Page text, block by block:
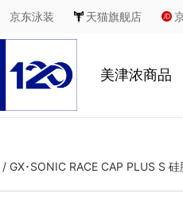
京东泳装 天猫旗舰店
美津浓商品
足球
/ GX･SONIC RACE CAP PLUS S